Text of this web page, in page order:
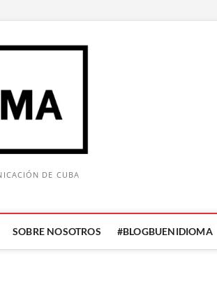
DE CUBA
SOBRE NOSOTROS #BLOGBUENIDIOMA